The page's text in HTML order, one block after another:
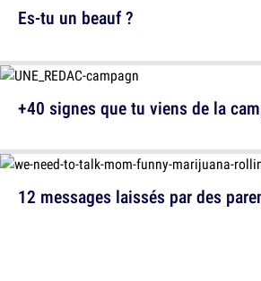
12 messages laissés par des
Es-tu un beauf ?
+40 signes que tu viens de la